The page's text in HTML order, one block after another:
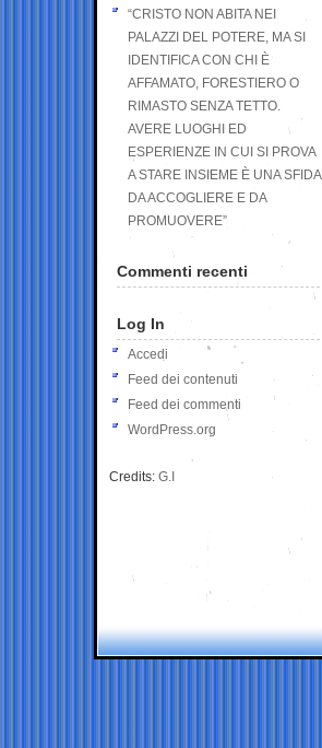
“CRISTO NON ABITA NEI
PALAZZI DEL POTERE, MA SI
IDENTIFICA CON CHI È
AFFAMATO, FORESTIERO O
RIMASTO SENZA TETTO.
AVERE LUOGHI ED
ESPERIENZE IN CUI SI PROVA
A STARE INSIEME È UNA SFIDA
DA ACCOGLIERE E DA
PROMUOVERE”
Commenti recenti
Log In
Accedi
Feed dei contenuti
Feed dei commenti
WordPress.org
Credits: G.I